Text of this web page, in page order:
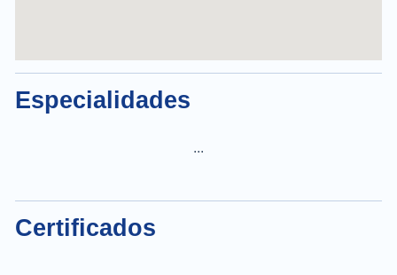
Especialidades
...
Certificados